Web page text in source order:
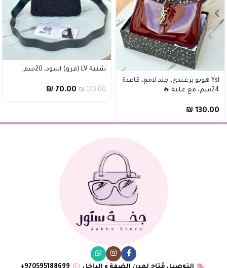
Ysl هوبو برغندي، جلد لامع، قاعدة
24سم، مع علبة 🔥
₪ 130.00
شنتة LV (فرو) اسود، 20سم.
₪120.00
₪ 70.00